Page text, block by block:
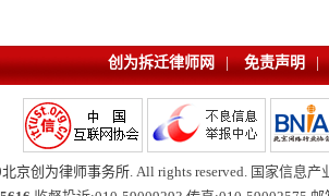
创为拆迁律师网 | 免责声明 |
北京创为律师事务所. All rights reserved. 国家信息